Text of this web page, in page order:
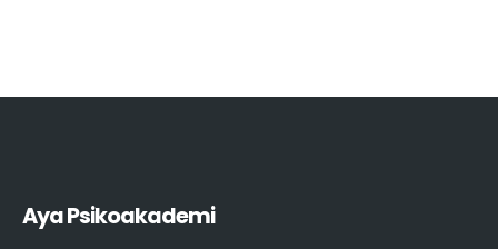
Aya Psikoakademi